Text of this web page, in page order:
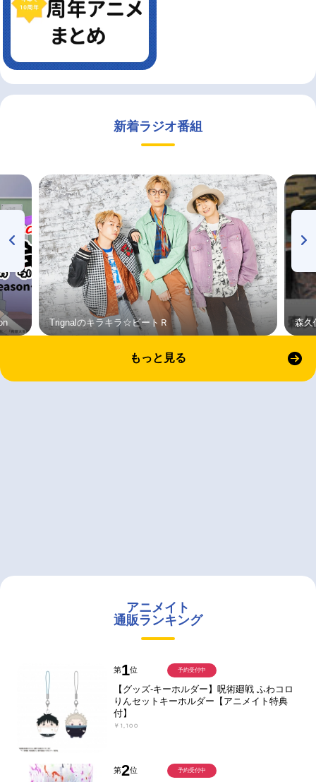
新着ラジオ番組
Trignalのキラキラ☆ビートＲ 森久
もっと見る
アニメイト
通販ランキング
第1位
【グッズ-キーホルダー】呪術廻戦 ふわコロ
りんセットキーホルダー【アニメイト特典
付】
￥1,100
予約受付中
第2位 予約受付中